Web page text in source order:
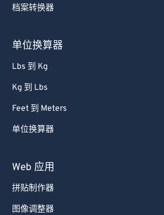
档案转换器
单位换算器
Lbs 到 Kg
Kg 到 Lbs
Feet 到 Meters
单位换算器
Web 应用
拼贴制作器
图像调整器